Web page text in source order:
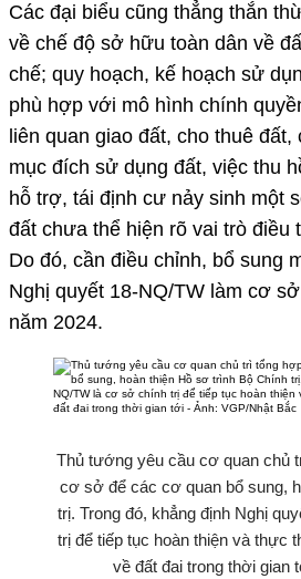
Các đại biểu cũng thẳng thắn
về chế độ sở hữu toàn dân về
chế; quy hoạch, kế hoạch sử
phù hợp với mô hình chính
liên quan giao đất, cho thuê đất,
mục đích sử dụng đất, việc thu
hỗ trợ, tái định cư nảy sinh một
đất chưa thể hiện rõ vai trò
Do đó, cần điều chỉnh, bổ sung
Nghị quyết 18-NQ/TW làm cơ
năm 2024.
Thủ tướng yêu cầu cơ quan chủ
cơ sở để các cơ quan bổ sung,
trị. Trong đó, khẳng định Nghị
trị để tiếp tục hoàn thiện và thực
về đất đai trong thời gian